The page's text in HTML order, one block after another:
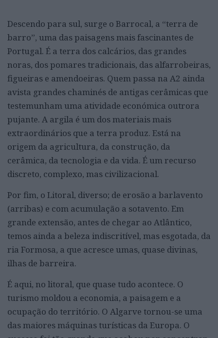
Descendo para sul, surge o Barrocal, a “terra de
barro”, uma das paisagens mais fascinantes de
Portugal. É a terra dos calcários, das grandes
noras, dos pomares tradicionais, das alfarrobeiras,
figueiras e amendoeiras. Quem passa na A2 ainda
avista grandes chaminés de antigas cerâmicas que
testemunham uma atividade económica outrora
pujante. A argila é um dos materiais mais
extraordinários que a terra produz. Está na
origem da agricultura, da construção, da
cerâmica, da tecnologia e da vida. É um recurso
discreto, complexo, mas civilizacional.
Por fim, o Litoral, diverso; de erosão a barlavento
(arribas) e com acumulação a sotavento. Em
grande extensão, antes de chegar ao Atlântico,
temos ainda a beleza indiscritível, mas esgotada, da
ria Formosa, a que acresce umas, quase divinas,
ilhas de barreira.
É aqui, no litoral, que quase tudo acontece. O
turismo moldou a economia, a paisagem e a
ocupação do território. O Algarve tornou-se uma
das maiores máquinas turísticas da Europa. O